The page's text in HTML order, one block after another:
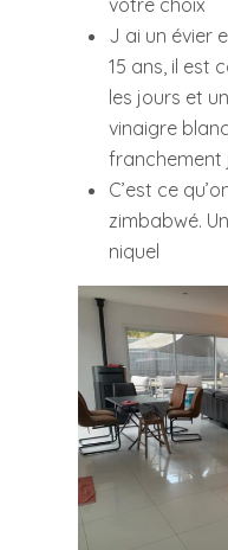
J ai un évier
15 ans, il est
les jours et
vinaigre
franchement
C’est ce
zimbabwé.
niquel